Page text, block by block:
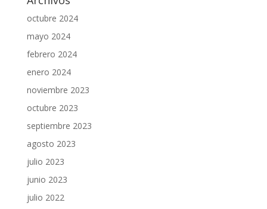
octubre 2024
mayo 2024
febrero 2024
enero 2024
noviembre 2023
octubre 2023
septiembre 2023
agosto 2023
julio 2023
junio 2023
julio 2022